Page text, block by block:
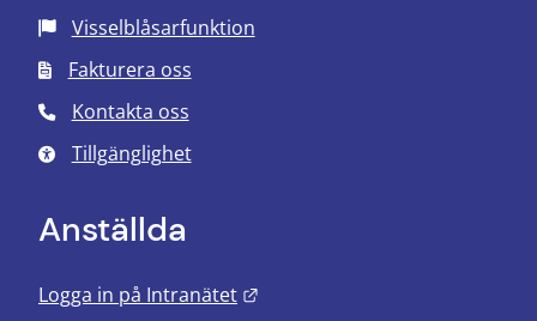
Visselblåsarfunktion
Fakturera oss
Kontakta oss
Tillgänglighet
Anställda
Logga in på Intranätet